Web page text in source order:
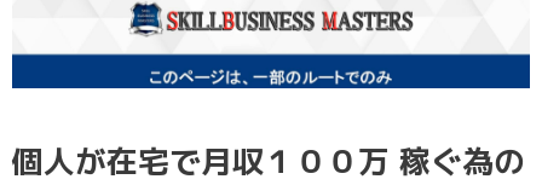
個人が在宅で月収１００万 稼ぐ為の